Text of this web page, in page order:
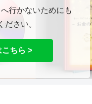
行かないためにも
さい。
ちら >